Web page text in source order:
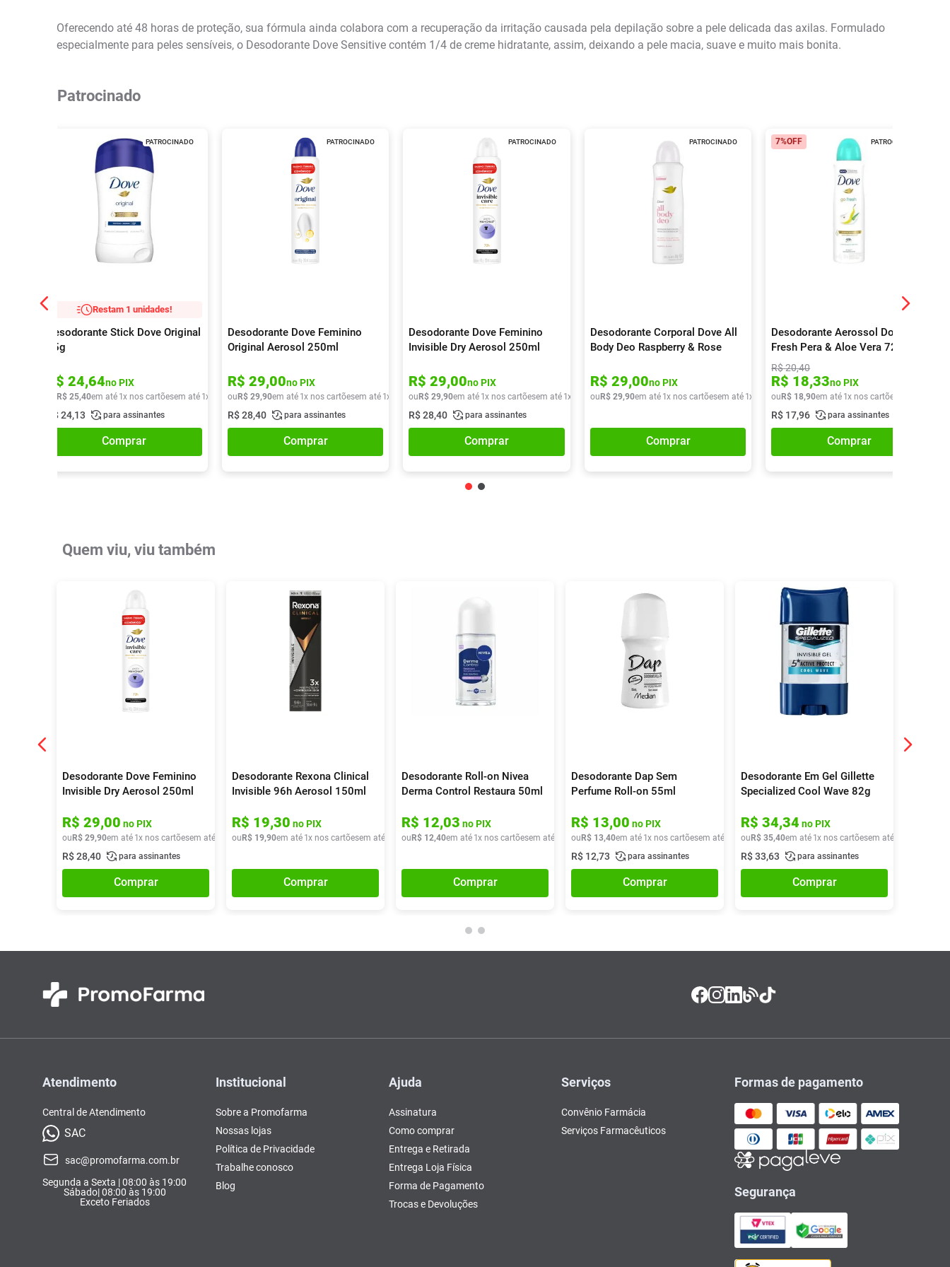
Oferecendo até 48 horas de proteção, sua fórmula ainda colabora com a recuperação da irritação causada pela depilação sobre a pele delicada das axilas. Formulado
especialmente para peles sensíveis, o Desodorante Dove Sensitive contém 1/4 de creme hidratante, assim, deixando a pele macia, suave e muito mais bonita.
Patrocinado
PATROCINADO
Restam 1 unidades!
Desodorante Stick Dove Original
45g
R$ 24,64no PIX
R$ 25,40em até 1x nos cartõesem até 1x de R$ 25,40
R$ 24,13 para assinantes
Comprar
PATROCINADO
Desodorante Dove Feminino
Original Aerosol 250ml
R$ 29,00no PIX
ou R$ 29,90em até 1x nos cartõesem até 1x de R$ 29,90
R$28,40 para assinantes
Comprar
PATROCINADO
Desodorante Dove Feminino
Invisible Dry Aerosol 250ml
R$ 29,00no PIX
ou R$ 29,90em até 1x nos cartõesem até 1x de R$ 29,90
R$ 28,40 para assinantes
Comprar
PATROCINADO
Desodorante Corporal Dove All
Body Deo Raspberry & Rose
R$ 29,00no PIX
ou R$ 29,90em até 1x nos cartõesem até 1x de R$ 29,90
Comprar
PATROCINADO
7%OFF
Desodorante Aerossol Dove Go
Fresh Pera & Aloe Vera 72h
150ml
R$20,40
R$ 18,33no PIX
ou R$ 18,90em até 1x nos cartões
R$ 17,96 para assinantes
Comprar
Quem viu, viu também
Desodorante Dove Feminino
Invisible Dry Aerosol 250ml
R$ 29,00 no PIX
ou R$ 29,90em até 1x nos cartõesem até x deR$ 29,90
R$28,40 para assinantes
Comprar
Desodorante Rexona Clinical
Invisible 96h Aerosol 150ml
R$ 19,30 no PIX
ou R$ 19,90em até 1x nos cartõesem até x deR$ 19,90
Comprar
Desodorante Roll-on Nivea
Derma Control Restaura 50ml
R$ 12,03 no PIX
ou R$ 12,40em até 1x nos cartõesem até x deR$ 12,40
Comprar
Desodorante Dap Sem
Perfume Roll-on 55ml
R$ 13,00 no PIX
ou R$ 13,40em até 1x nos cartõesem até x deR$ 13,40
R$ 12,73 para assinantes
Comprar
Desodorante Em Gel Gillette
Specialized Cool Wave 82g
R$ 34,34 no PIX
ou R$ 35,40em até 1x nos cartõesem até
R$33,63 para assinantes
Comprar
Atendimento
Central de Atendimento
SAC
sac@promofarma.com.br
Segunda a Sexta | 08:00 às 19:00
Sábado| 08:00 às 19:00
Exceto Feriados
Institucional
Sobre a Promofarma
Nossas lojas
Política de Privacidade
Trabalhe conosco
Blog
Ajuda
Assinatura
Como comprar
Entrega e Retirada
Entrega Loja Física
Forma de Pagamento
Trocas e Devoluções
Serviços
Convênio Farmácia
Serviços Farmacêuticos
Formas de pagamento
Segurança